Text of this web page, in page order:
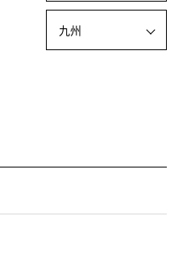
九州